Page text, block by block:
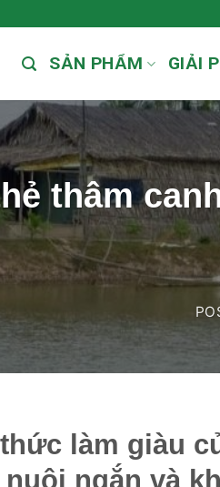
SẢN PHẨM GIẢI
thâm
làm giàu
ngắn và